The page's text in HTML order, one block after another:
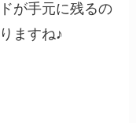
が手元に残るの
ますね♪